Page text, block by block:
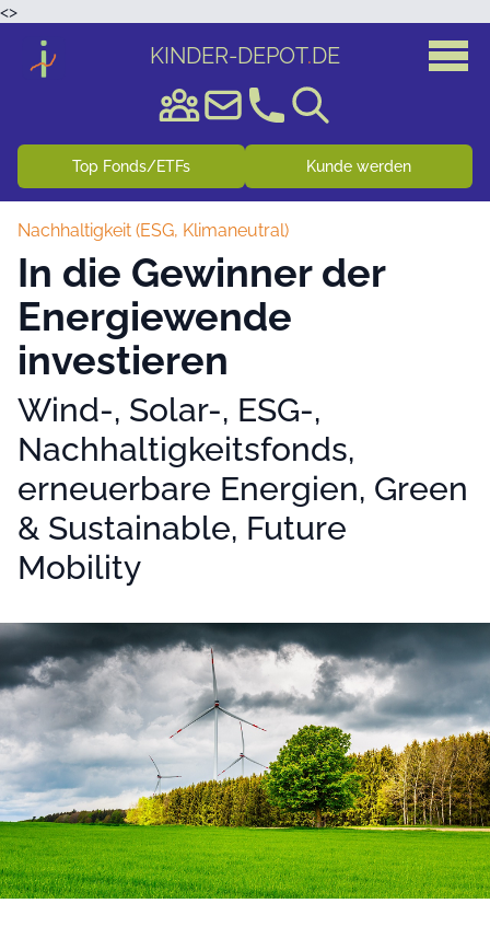
<>
KINDER-DEPOT.DE
Top Fonds/ETFs Kunde werden
Nachhaltigkeit (ESG, Klimaneutral)
In die Gewinner der
Energiewende
investieren
Wind-, Solar-, ESG-,
Nachhaltigkeitsfonds,
erneuerbare Energien, Green
& Sustainable, Future
Mobility